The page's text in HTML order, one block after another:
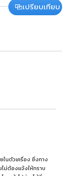
เปรียบเทียบ
นตัวเครื่อง ซึ่งทาง
ไม่ต้องแจ้งให้ทราบ